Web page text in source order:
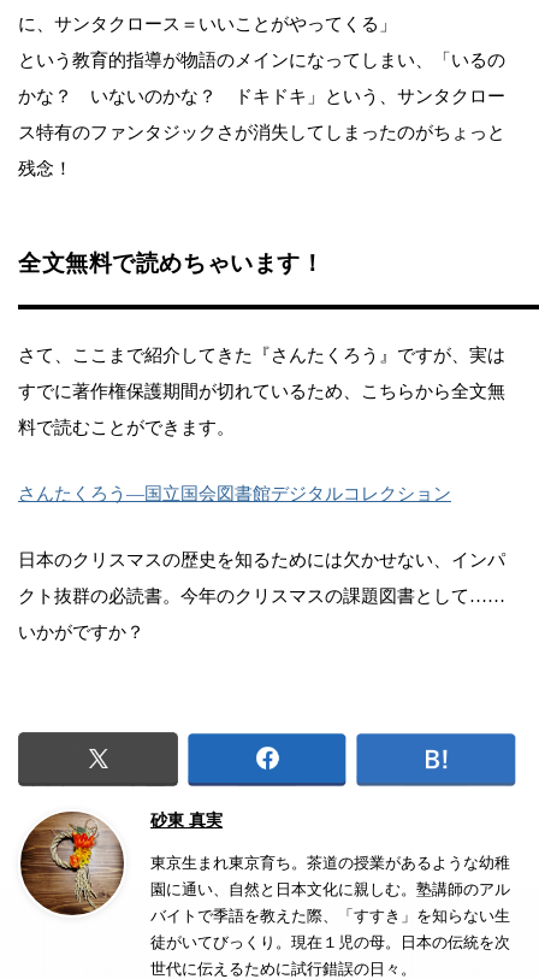
に、サンタクロース＝いいことがやってくる」
という教育的指導が物語のメインになってしまい、「いるの
かな？ いないのかな？ ドキドキ」という、サンタクロー
ス特有のファンタジックさが消失してしまったのがちょっと
残念！
全文無料で読めちゃいます！
さて、ここまで紹介してきた『さんたくろう』ですが、実は
すでに著作権保護期間が切れているため、こちらから全文無
料で読むことができます。
さんたくろう―国立国会図書館デジタルコレクション
日本のクリスマスの歴史を知るためには欠かせない、インパ
クト抜群の必読書。今年のクリスマスの課題図書として……
いかがですか？
砂東 真実
東京生まれ東京育ち。茶道の授業があるような幼稚
園に通い、自然と日本文化に親しむ。塾講師のアル
バイトで季語を教えた際、「すすき」を知らない生
徒がいてびっくり。現在１児の母。日本の伝統を次
世代に伝えるために試行錯誤の日々。